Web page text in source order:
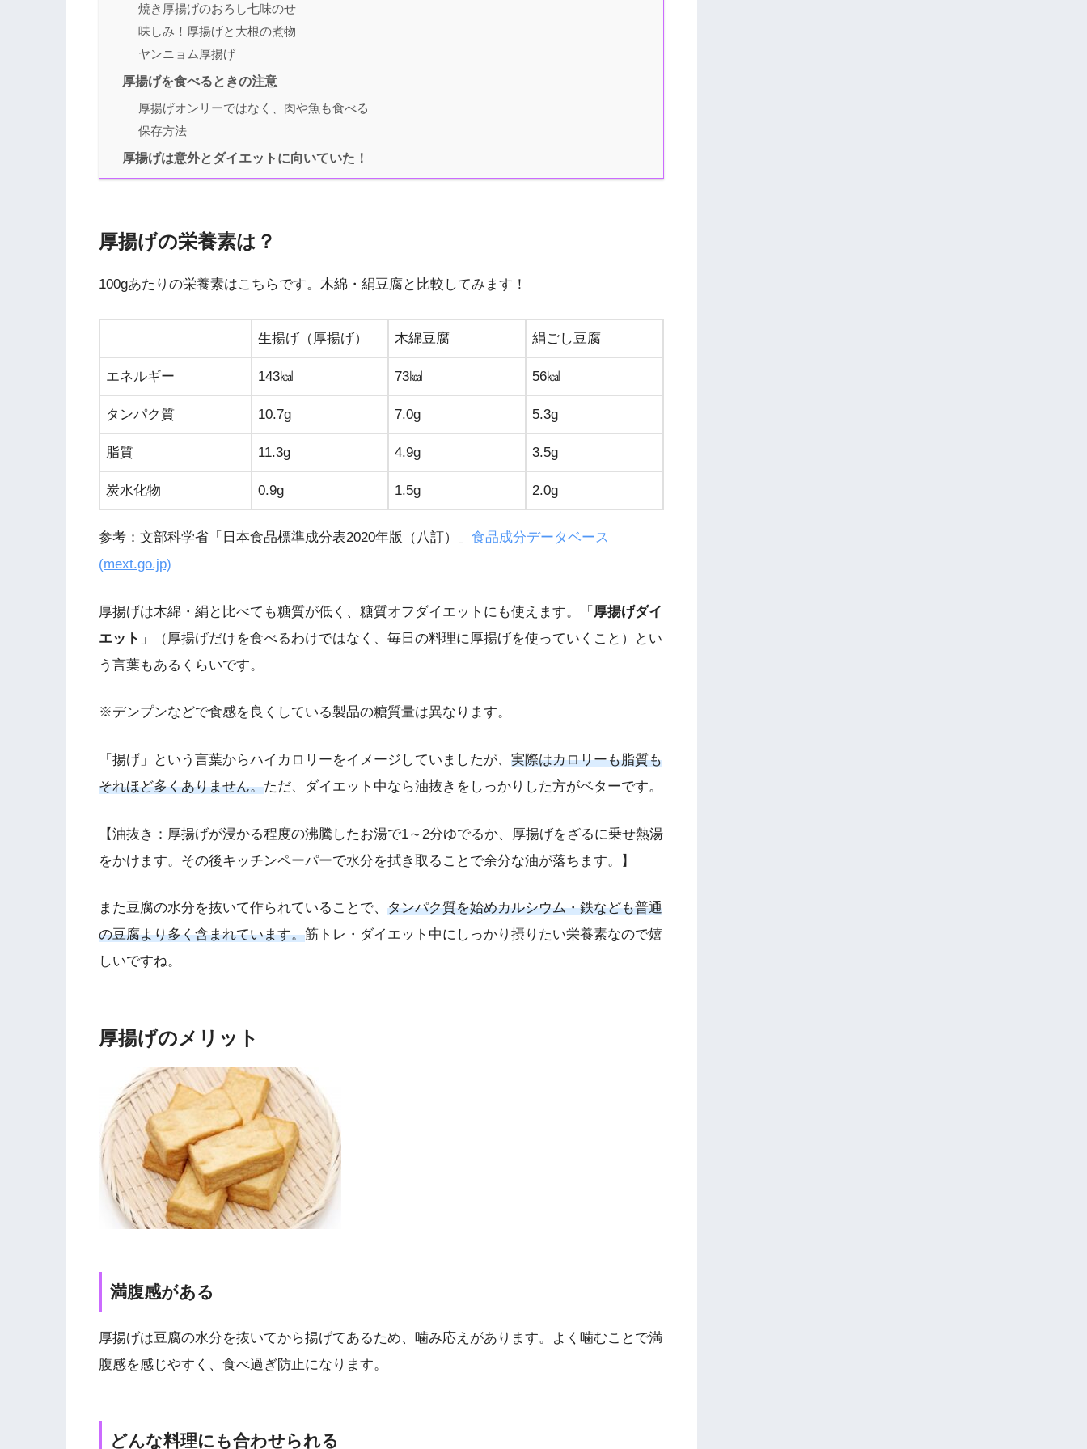
焼き厚揚げのおろし七味のせ
味しみ！厚揚げと大根の煮物
ヤンニョム厚揚げ
厚揚げを食べるときの注意
厚揚げオンリーではなく、肉や魚も食べる
保存方法
厚揚げは意外とダイエットに向いていた！
厚揚げの栄養素は？
100gあたりの栄養素はこちらです。木綿・絹豆腐と比較してみます！
生揚げ（厚揚げ） 木綿豆腐 絹ごし豆腐
エネルギー 143㎉ 73㎉ 56㎉
タンパク質 10.7g 7.0g 5.3g
脂質 11.3g 4.9g 3.5g
炭水化物 0.9g 1.5g 2.0g
参考：文部科学省「日本食品標準成分表2020年版（八訂）」 食品成分データベース
(mext.go.jp)
厚揚げは木綿・絹と比べても糖質が低く、糖質オフダイエットにも使えます。「 厚揚げダイ
エット 」（厚揚げだけを食べるわけではなく、毎日の料理に厚揚げを使っていくこと）とい
う言葉もあるくらいです。
※デンプンなどで食感を良くしている製品の糖質量は異なります。
「揚げ」という言葉からハイカロリーをイメージしていましたが、 実際はカロリーも脂質も
それほど多くありません。ただ、ダイエット中なら油抜きをしっかりした方がベターです。
【油抜き：厚揚げが浸かる程度の沸騰したお湯で1～2分ゆでるか、厚揚げをざるに乗せ熱湯
をかけます。その後キッチンペーパーで水分を拭き取ることで余分な油が落ちます。】
また豆腐の水分を抜いて作られていることで、 タンパク質を始めカルシウム・鉄なども普通
の豆腐より多く含まれています。筋トレ・ダイエット中にしっかり摂りたい栄養素なので嬉
しいですね。
厚揚げのメリット
満腹感がある
厚揚げは豆腐の水分を抜いてから揚げてあるため、噛み応えがあります。よく噛むことで満
腹感を感じやすく、食べ過ぎ防止になります。
どんな料理にも合わせられる